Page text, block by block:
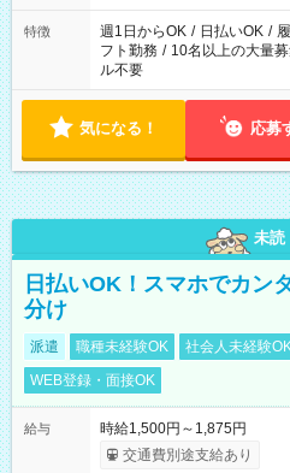
ください！
特徴 週1日からOK / 日払いOK /
フト勤務 / 10名以上の大量
ル不要
気になる！ 応募
未読
日払いOK！スマホでカン
分け
派遣 職種未経験OK 社会人未経験
WEB登録・面接OK
給与
時給1,500円～1,875円
交通費別途支給あり